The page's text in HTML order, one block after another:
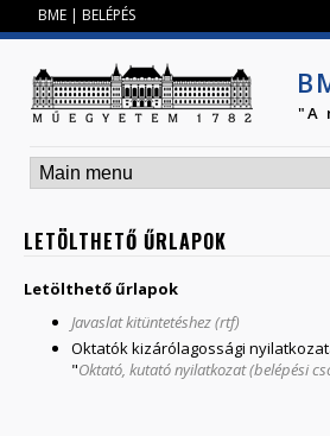
BME | BELÉPÉS
"A
LETÖLTHETŐ ŰRLAPOK
Letölthető űrlapok
Javaslat kitüntetéshez (rtf)
Oktatók kizárólagossági
"Oktató, kutató nyilatkozat (belépési